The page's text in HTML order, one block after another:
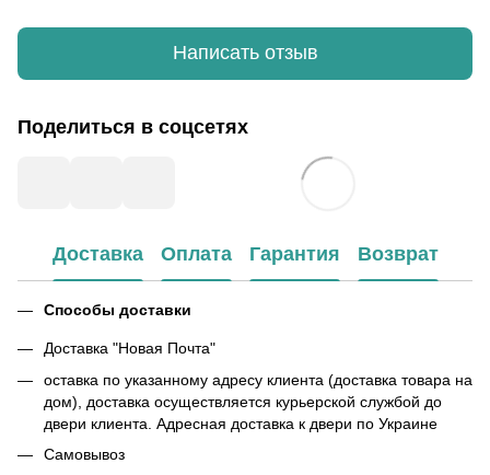
Написать отзыв
Поделиться в соцсетях
Доставка Оплата Гарантия Возврат
Способы доставки
Доставка "Новая Почта"
оставка по указанному адресу клиента (доставка товара на
дом), доставка осуществляется курьерской службой до
двери клиента. Адресная доставка к двери по Украине
Самовывоз